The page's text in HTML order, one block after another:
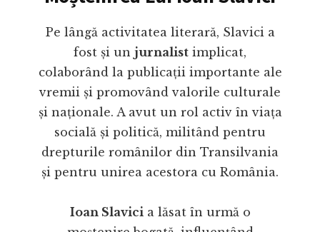
Pe lângă activitatea literară, Slavici a
fost și un jurnalist implicat,
colaborând la publicații importante ale
vremii și promovând valorile culturale
și naționale. A avut un rol activ în viața
socială și politică, militând pentru
drepturile românilor din Transilvania
și pentru unirea acestora cu România.
Ioan Slavicia lăsat în urmă o